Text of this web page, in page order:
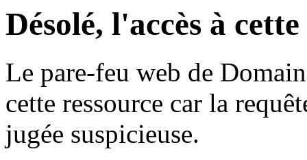
Désolé, l'accès à
Le pare-feu web de
cette ressource car la
jugée suspicieuse.